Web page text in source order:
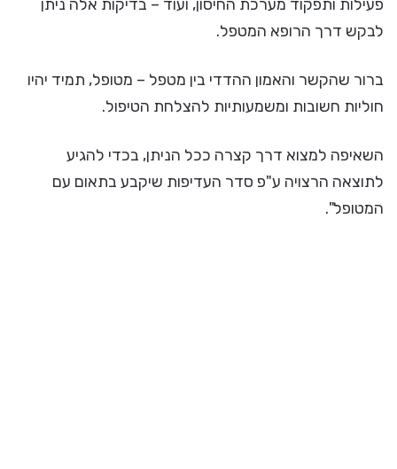
פעילות ותפקוד מערכת החיסון, ועוד – בדיקות אלה ניתן
לבקש דרך הרופא המטפל.
ברור שהקשר והאמון ההדדי בין מטפל – מטופל, תמיד יהיו
חוליות חשובות ומשמעותיות להצלחת הטיפול.
השאיפה למצוא דרך קצרה ככל הניתן, בכדי להגיע
לתוצאה הרצויה ע"פ סדר העדיפות שיקבע בתאום עם
המטופל".